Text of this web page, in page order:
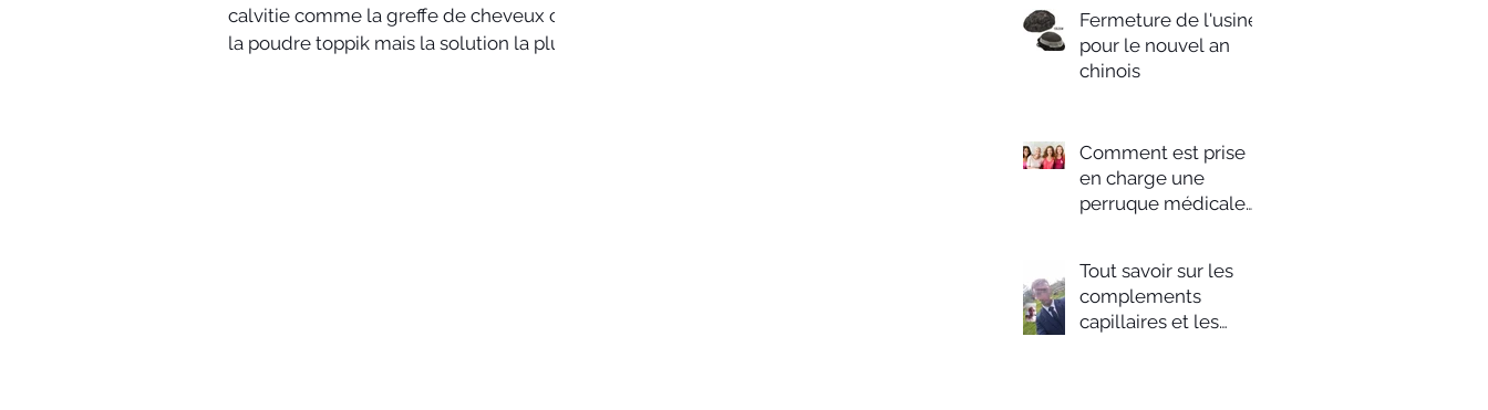
calvitie comme la greffe de cheveux ou
la poudre toppik mais la solution la plus
Fermeture de l'usine
pour le nouvel an
chinois
Comment est prise
en charge une
perruque médicale
Tout savoir sur les
complements
capillaires et les